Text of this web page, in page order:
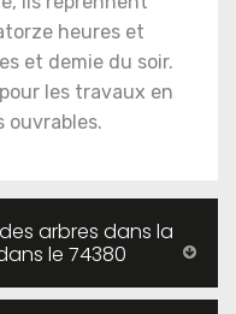
heures et
et demie du soir.
les travaux en
ouvrables.
arbres dans la
le 74380